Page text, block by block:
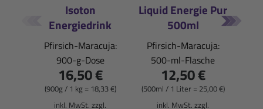
Isoton
Energiedrink
Pfirsich-Maracuja:
900-g-Dose
16,50 €
(900g / 1 kg = 18,33 €)
inkl. MwSt. zzgl.
Liquid Energie Pur
500ml
Pfirsich-Maracuja:
500-ml-Flasche
12,50 €
(500ml / 1 Liter = 25,00 €)
inkl. MwSt. zzgl.